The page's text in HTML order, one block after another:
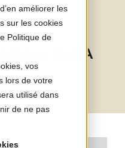
améliorer les
sur les cookies
Politique de
vos
lors de votre
utilisé dans
de ne pas
MoMA